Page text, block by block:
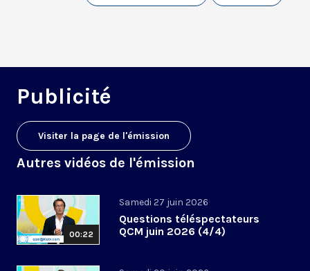
Publicité
Visiter la page de l'émission
Autres vidéos de l'émission
00:22
Samedi 27 juin 2026
Questions téléspectateurs
QCM juin 2026 (4/4)